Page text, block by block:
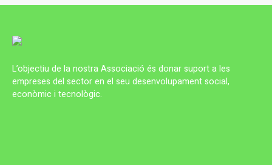
L’objectiu de la nostra Associació és donar suport a les
empreses del sector en el seu desenvolupament social,
econòmic i tecnològic.